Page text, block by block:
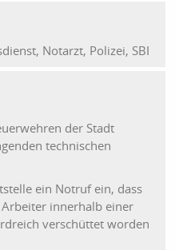
Notarzt, Polizei, SBI
der Stadt
technischen
ein Notruf ein, dass
innerhalb einer
verschüttet worden